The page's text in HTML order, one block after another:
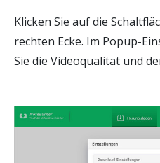
Klicken Sie auf die
rechten Ecke. Im Popup-
Sie die Videoqualität und